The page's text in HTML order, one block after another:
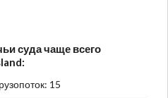
суда чаще всего
15